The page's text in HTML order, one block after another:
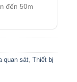
đến 50m
quan sát,Thiết bị